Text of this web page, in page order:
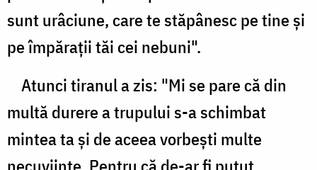
sunt urâciune, care te stăpânesc pe tine şi
pe împăraţii tăi cei nebuni".
Atunci tiranul a zis: "Mi se pare că din
multă durere a trupului s-a schimbat
mintea ta şi de aceea vorbeşti multe